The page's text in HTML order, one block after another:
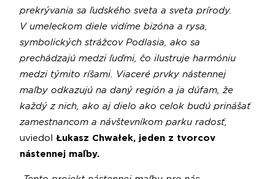
prekrývania sa ľudského sveta a sveta prírody.
V umeleckom diele vidíme bizóna a rysa,
symbolických strážcov Podlasia, ako sa
prechádzajú medzi ľuďmi, čo ilustruje harmóniu
medzi týmito ríšami. Viaceré prvky nástennej
maľby odkazujú na daný región a ja dúfam, že
každý z nich, ako aj dielo ako celok budú prinášať
zamestnancom a návštevníkom parku radosť,
uviedol Łukasz Chwałek, jeden z tvorcov
nástennej maľby.